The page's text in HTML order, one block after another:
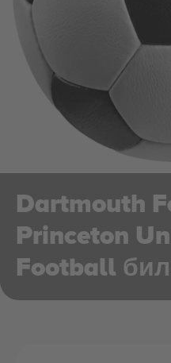
Dartmouth
Princeton
Football